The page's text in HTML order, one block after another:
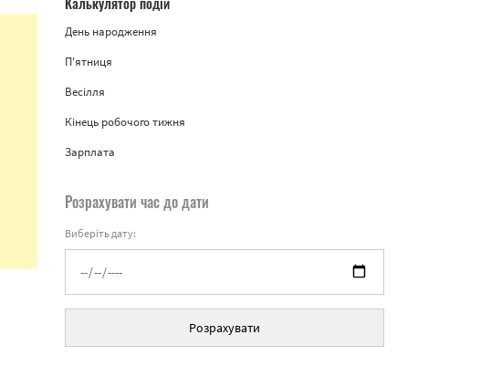
День народження
П'ятниця
Весілля
Кінець робочого тижня
Зарплата
Розрахувати час до дати
Виберіть дату:
Розрахувати